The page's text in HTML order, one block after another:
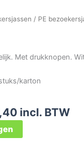
/ PE
Met drukknopen.
karton
incl. BTW